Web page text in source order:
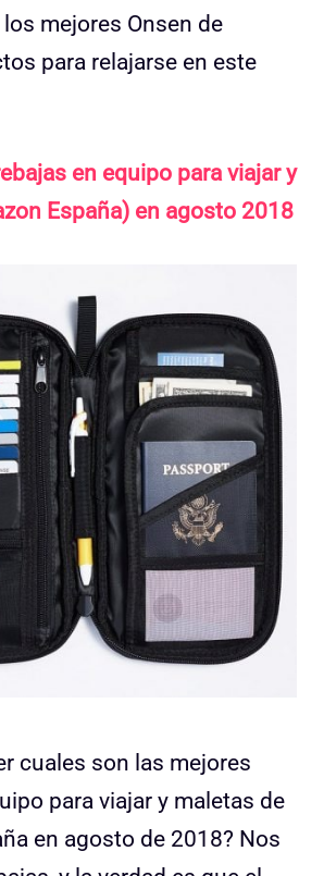
mejores Onsen de
para relajarse en este
en equipo para viajar y
España) en agosto 2018
cuales son las mejores
para viajar y maletas de
en agosto de 2018? Nos